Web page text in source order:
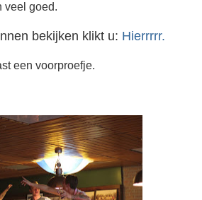
veel goed.
bekijken klikt u: Hierrrrr.
een voorproefje.